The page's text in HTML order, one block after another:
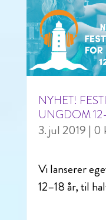
NYHET!
UNGDOM
3. jul 2019 | 0
Vi lanserer
12–18 år, til